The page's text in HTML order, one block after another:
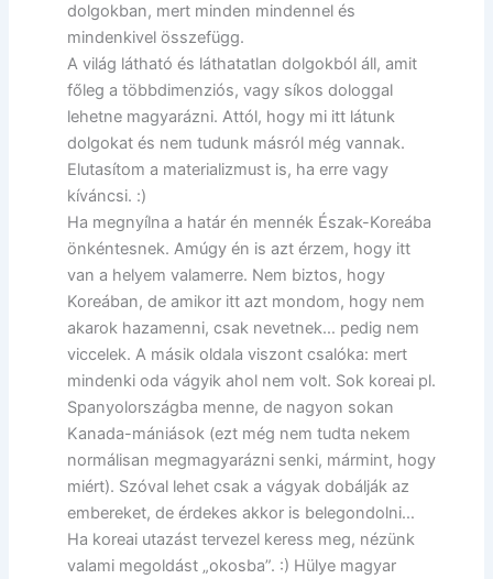
dolgokban, mert minden mindennel és
mindenkivel összefügg.
A világ látható és láthatatlan dolgokból áll, amit
főleg a többdimenziós, vagy síkos dologgal
lehetne magyarázni. Attól, hogy mi itt látunk
dolgokat és nem tudunk másról még vannak.
Elutasítom a materializmust is, ha erre vagy
kíváncsi. :)
Ha megnyílna a határ én mennék Észak-Koreába
önkéntesnek. Amúgy én is azt érzem, hogy itt
van a helyem valamerre. Nem biztos, hogy
Koreában, de amikor itt azt mondom, hogy nem
akarok hazamenni, csak nevetnek… pedig nem
viccelek. A másik oldala viszont csalóka: mert
mindenki oda vágyik ahol nem volt. Sok koreai pl.
Spanyolországba menne, de nagyon sokan
Kanada-mániások (ezt még nem tudta nekem
normálisan megmagyarázni senki, mármint, hogy
miért). Szóval lehet csak a vágyak dobálják az
embereket, de érdekes akkor is belegondolni…
Ha koreai utazást tervezel keress meg, nézünk
valami megoldást „okosba”. :) Hülye magyar